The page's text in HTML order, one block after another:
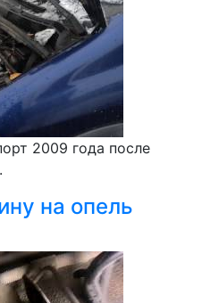
2009 года после
на опель